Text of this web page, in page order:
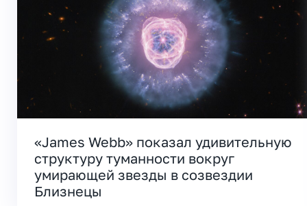
«James Webb» показал удивительную
структуру туманности вокруг
умирающей звезды в созвездии
Близнецы